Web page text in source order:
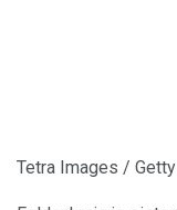
Tetra Images /